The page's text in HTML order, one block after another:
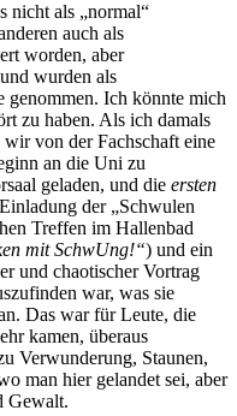
nicht als „normal“
auch als
worden, aber
wurden als
genommen. Ich könnte mich
zu haben. Als ich damals
von der Fachschaft eine
an die Uni zu
geladen, und die ersten
der „Schwulen
Treffen im Hallenbad
mit SchwUng!“) und ein
und chaotischer Vortrag
war, was sie
Das war für Leute, die
kamen, überaus
Verwunderung, Staunen,
man hier gelandet sei, aber
Gewalt.